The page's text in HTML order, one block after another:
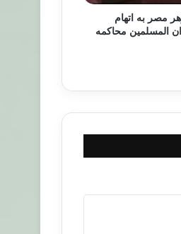
مصر به اتهام
المسلمین محاکمه